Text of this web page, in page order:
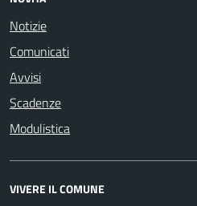
Notizie
Comunicati
Avvisi
Scadenze
Modulistica
VIVERE IL COMUNE